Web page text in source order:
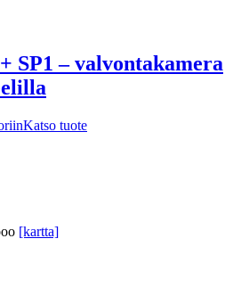
SP1 – valvontakamera
Katso tuote
[kartta]